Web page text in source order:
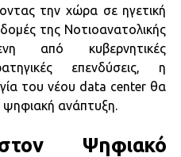
την χώρα σε ηγετική
της Νοτιοανατολικής
από κυβερνητικές
επενδύσεις, η
του νέου data center θα
ψηφιακή ανάπτυξη.
Ψηφιακό